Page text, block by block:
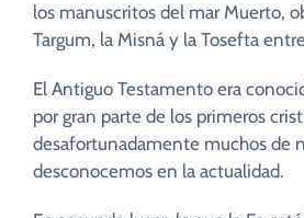
los manuscritos del mar Muerto,
Targum, la Misná y la Tosefta
El Antiguo Testamento era
por gran parte de los primeros
desafortunadamente muchos de
desconocemos en la actualidad.